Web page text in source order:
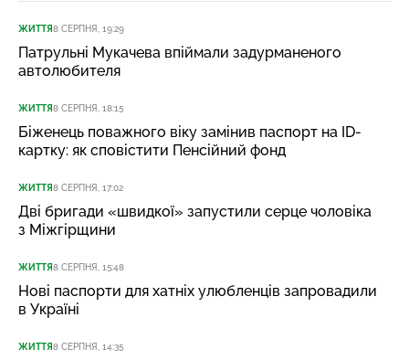
ЖИТТЯ8 СЕРПНЯ, 19:29
Патрульні Мукачева впіймали задурманеного
автолюбителя
ЖИТТЯ8 СЕРПНЯ, 18:15
Біженець поважного віку замінив паспорт на ID-
картку: як сповістити Пенсійний фонд
ЖИТТЯ8 СЕРПНЯ, 17:02
Дві бригади «швидкої» запустили серце чоловіка
з Міжгірщини
ЖИТТЯ8 СЕРПНЯ, 15:48
Нові паспорти для хатніх улюбленців запровадили
в Україні
ЖИТТЯ8 СЕРПНЯ, 14:35